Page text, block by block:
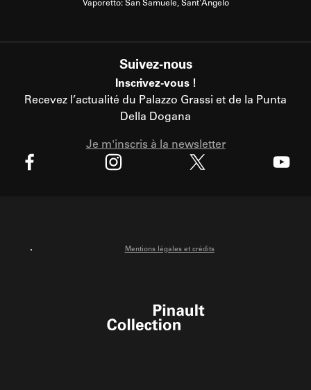
Vaporetto: San Samuele, Sant'Angelo
Suivez-nous
Inscrivez-vous !
Recevez l’actualité du Palazzo Grassi et de la Punta
Della Dogana
Je m'inscris à la newsletter
Mentions légales et crédits